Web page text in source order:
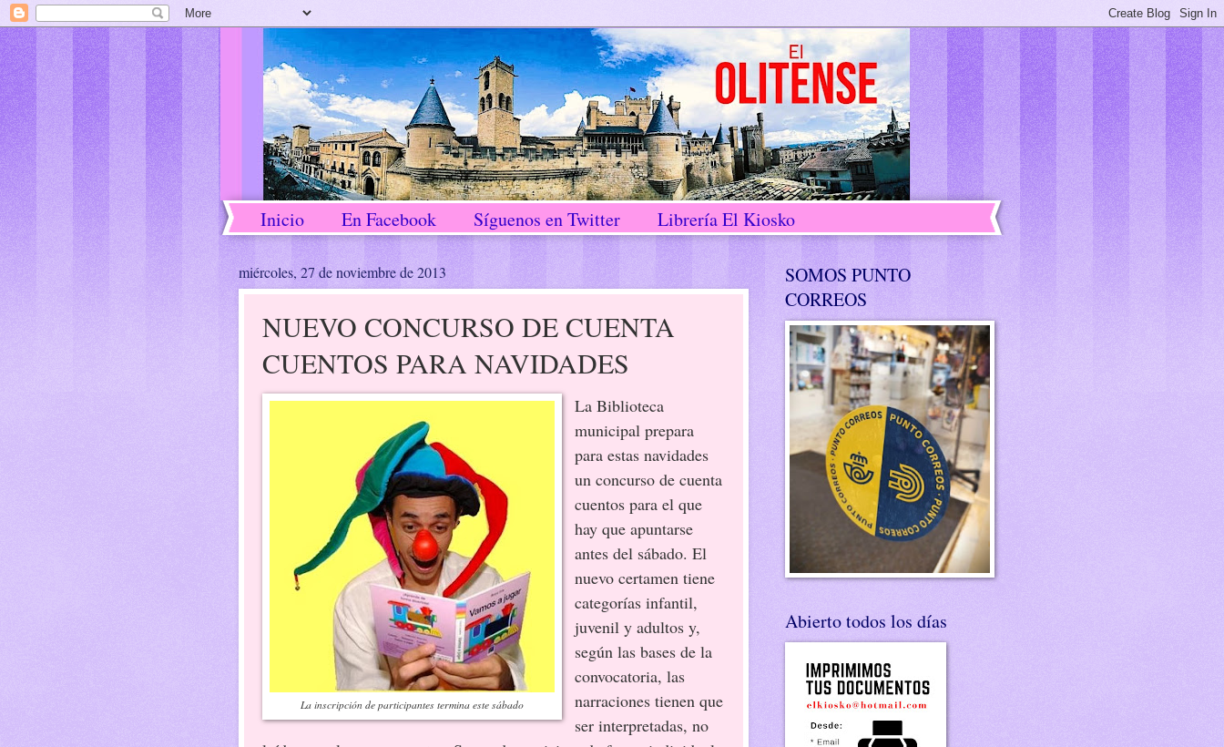
Inicio En Facebook Síguenos en Twitter Librería El Kiosko
miércoles, 27 de noviembre de 2013
NUEVO CONCURSO DE CUENTA
CUENTOS PARA NAVIDADES
La inscripción de participantes termina este sábado
La Biblioteca
municipal prepara
para estas navidades
un concurso de cuenta
cuentos para el que
hay que apuntarse
antes del sábado. El
nuevo certamen tiene
categorías infantil,
juvenil y adultos y,
según las bases de la
convocatoria, las
narraciones tienen que
ser interpretadas, no
SOMOS PUNTO
CORREOS
Abierto todos los días